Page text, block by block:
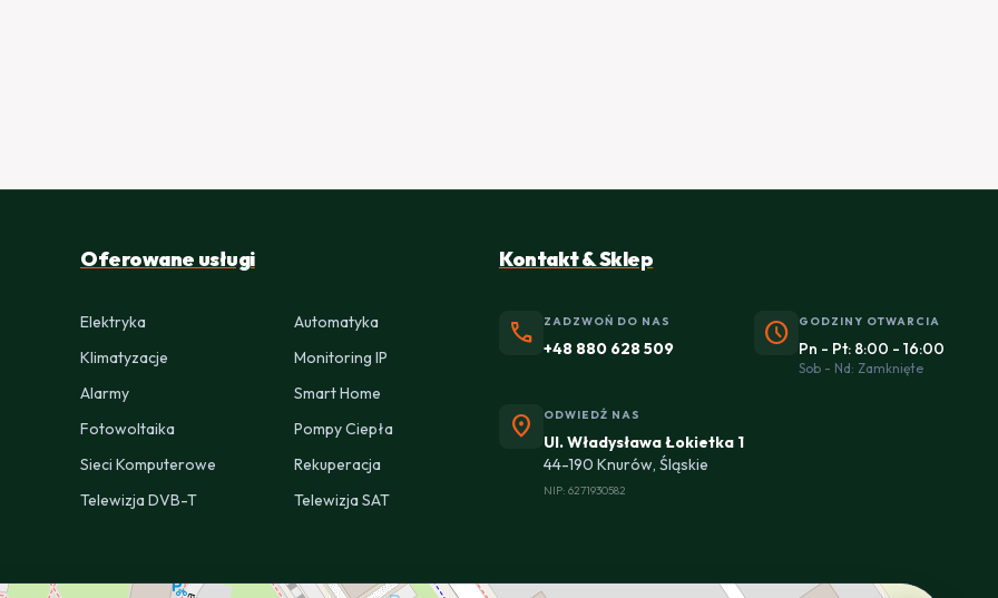
Oferowane usługi
Elektryka
Automatyka
Klimatyzacje
Monitoring IP
Alarmy
Smart Home
Fotowoltaika
Pompy Ciepła
Sieci Komputerowe
Rekuperacja
Telewizja DVB-T
Telewizja SAT
Kontakt & Sklep
phone ZADZWOŃ DO NAS
+48 880 628 509 schedule GODZINY OTWARCIA
Pn - Pt: 8:00 - 16:00
Sob - Nd: Zamknięte
location_on ODWIEDŹ NAS
Ul. Władysława Łokietka 1
44-190 Knurów, Śląskie
NIP: 6271930582